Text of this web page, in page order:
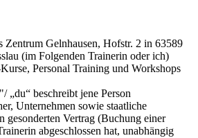
Zentrum Gelnhausen, Hofstr. 2 in 63589
(im Folgenden Trainerin oder ich)
Personal Training und Workshops
beschreibt jene Person
Unternehmen sowie staatliche
gesonderten Vertrag (Buchung einer
abgeschlossen hat, unabhängig